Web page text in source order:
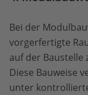
Bei der
vorgerfertigte
auf der Baustelle
Diese Bauweise
unter